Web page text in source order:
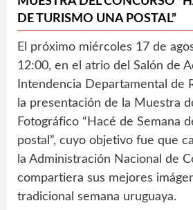
DE TURISMO UNA POSTAL”
El próximo miércoles 17 de
12:00, en el atrio del Salón de
Intendencia Departamental de
la presentación de la Muestra
Fotográfico “Hacé de Semana
postal”, cuyo objetivo fue que
la Administración Nacional de
compartiera sus mejores
tradicional semana uruguaya.